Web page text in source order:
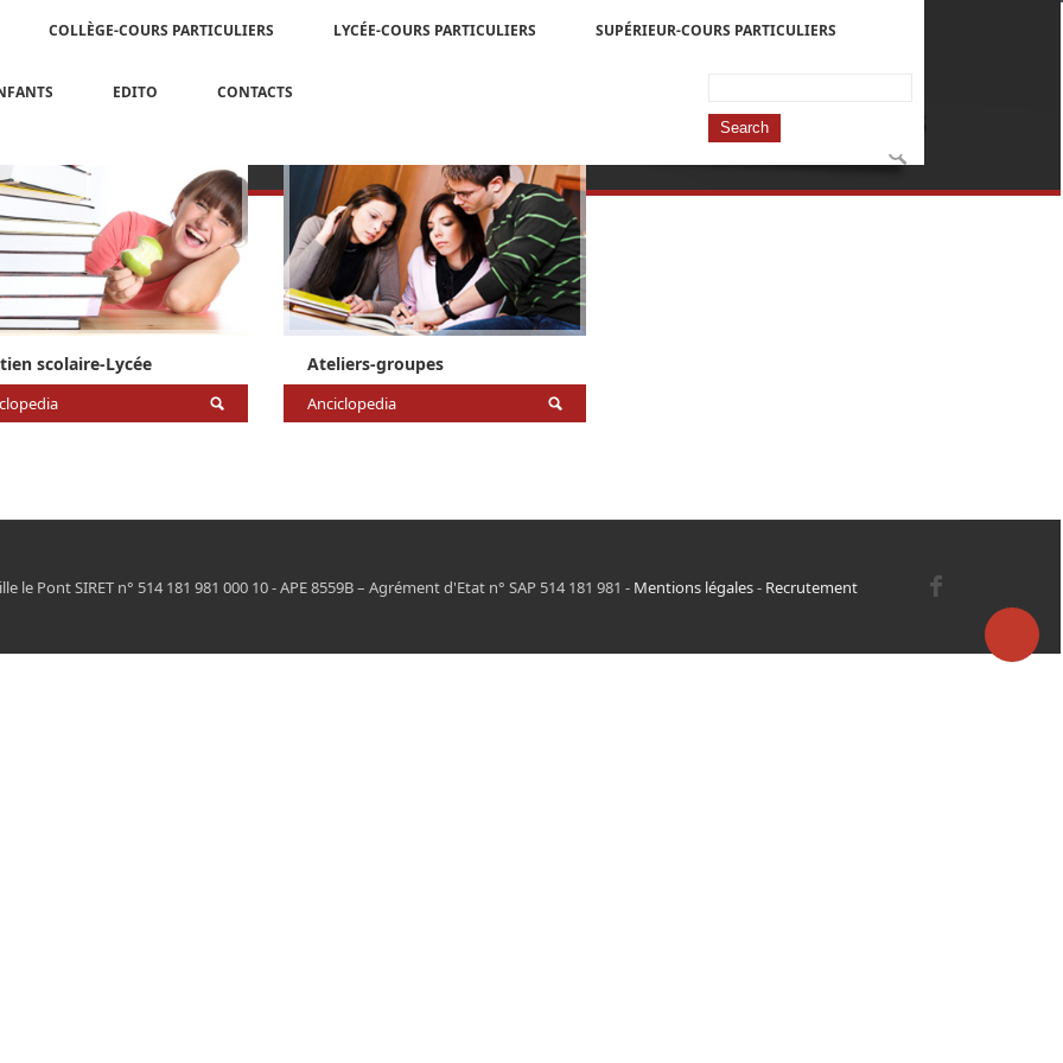
COLLÈGE-COURS PARTICULIERS LYCÉE-COURS PARTICULIERS SUPÉRIEUR-COURS PARTICULIERS
EDITO CONTACTS
Projets récents
scolaire-Lycée Ateliers-groupes
Anciclopedia
le Pont SIRET n° 514 181 981 000 10 - APE 8559B – Agrément d'Etat n° SAP 514 181 981 - Mentions légales- Recrutement